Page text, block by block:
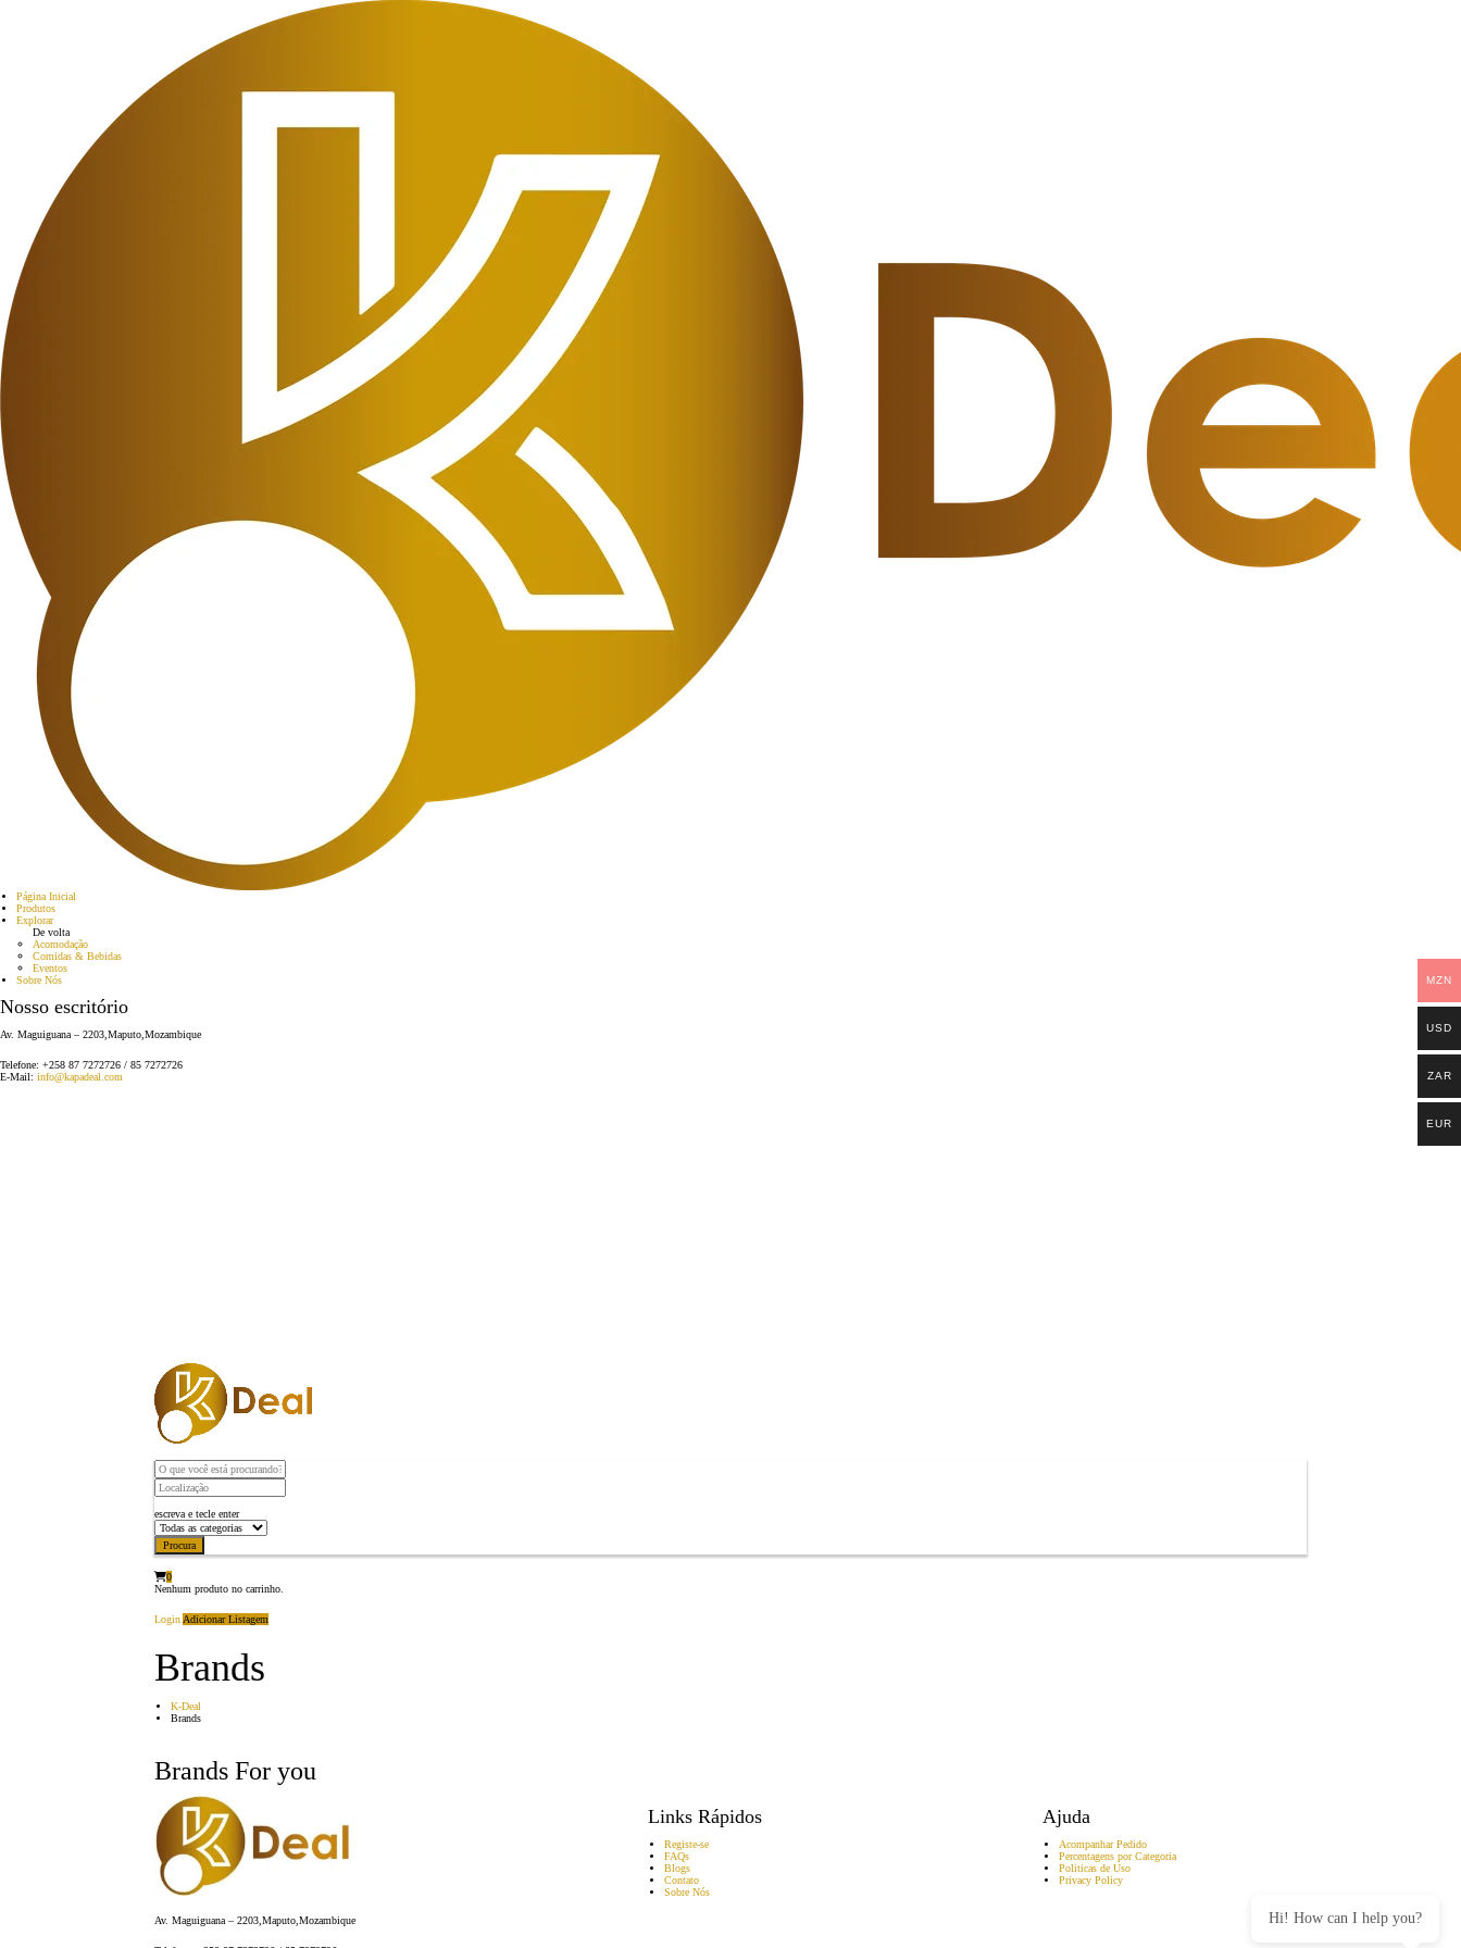
Página Inicial
Produtos
Explorar
De volta
Acomodação
Comidas & Bebidas
Eventos
Sobre Nós
Nosso escritório
Av. Maguiguana – 2203,Maputo,Mozambique
Telefone: +258 87 7272726 / 85 7272726
E-Mail: info@kapadeal.com
escreva e tecle enter
Procura
0
Nenhum produto no carrinho.
Login Adicionar Listagem
Brands
K-Deal
Brands
Brands For you
Av. Maguiguana – 2203,Maputo,Mozambique
Links Rápidos
Registe-se
FAQs
Blogs
Contato
Sobre Nós
Ajuda
Acompanhar Pedido
Percentagens por Categoria
Politicas de Uso
Privacy Policy
Hi! How can I help you?
MZN
USD
ZAR
EUR